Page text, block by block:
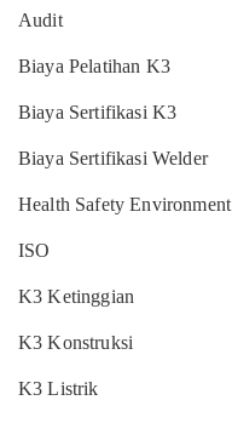
Audit
Biaya Pelatihan K3
Biaya Sertifikasi K3
Biaya Sertifikasi Welder
Health Safety Environment
ISO
K3 Ketinggian
K3 Konstruksi
K3 Listrik